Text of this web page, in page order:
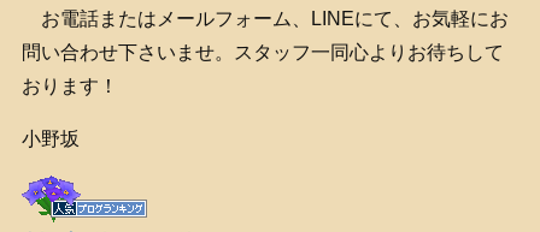
お電話またはメールフォーム、LINEにて、お気軽にお
問い合わせ下さいませ。スタッフ一同心よりお待ちして
おります！
小野坂